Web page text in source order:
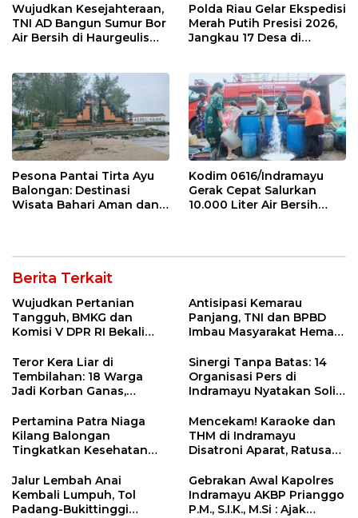
Wujudkan Kesejahteraan,
TNI AD Bangun Sumur Bor
Air Bersih di Haurgeulis
Polda Riau Gelar Ekspedisi
Merah Putih Presisi 2026,
Jangkau 17 Desa di
Pesona Pantai Tirta Ayu
Balongan: Destinasi
Wisata Bahari Aman dan
Kodim 0616/Indramayu
Gerak Cepat Salurkan
10.000 Liter Air Bersih
Berita Terkait
Wujudkan Pertanian
Tangguh, BMKG dan
Komisi V DPR RI Bekali
Sekolah Lapang Iklim
Antisipasi Kemarau
Panjang, TNI dan BPBD
Imbau Masyarakat Hemat
Kebakaran
Teror Kera Liar di
Tembilahan: 18 Warga
Jadi Korban Ganas,
12 Jahitan!
Sinergi Tanpa Batas: 14
Organisasi Pers di
Indramayu Nyatakan Solid
Pertamina Patra Niaga
Kilang Balongan
Tingkatkan Kesehatan
Pemeriksaan Kesehatan
Rutin dan Edukasi
Perawatan Gigi
Mencekam! Karaoke dan
THM di Indramayu
Disatroni Aparat, Ratusan
Dites Urine!
Jalur Lembah Anai
Kembali Lumpuh, Tol
Padang-Bukittinggi
Gebrakan Awal Kapolres
Indramayu AKBP Prianggo
P.M., S.I.K., M.Si : Ajak